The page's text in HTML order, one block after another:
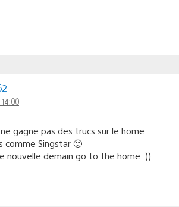
gagne pas des trucs sur le home
comme Singstar 🙂
nouvelle demain go to the home :))